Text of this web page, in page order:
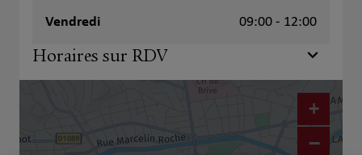
Vendredi 09:00 - 12:00
Horaires sur RDV
+
−